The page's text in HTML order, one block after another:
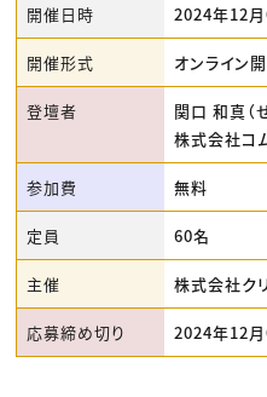
開催日時 2024年12
開催形式 オンライン
登壇者
関口 和真（
株式会社コ
参加費 無料
定員 60名
主催 株式会社ク
応募締め切り 2024年12